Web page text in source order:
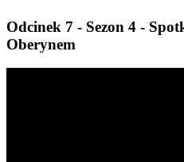
Odcinek 7 - Sezon 4 -
Oberynem